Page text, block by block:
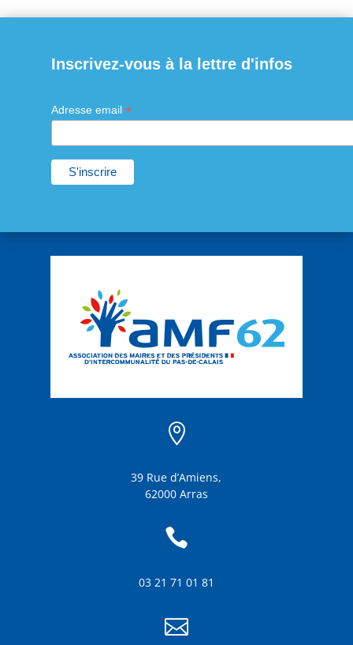
Inscrivez-vous à la lettre d'infos
Adresse email *

39 Rue d’Amiens,
62000 Arras

03 21 71 01 81
